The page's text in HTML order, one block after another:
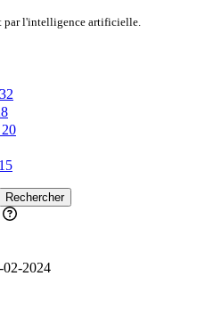
par l'intelligence artificielle.
32
20
15
Rechercher
2024